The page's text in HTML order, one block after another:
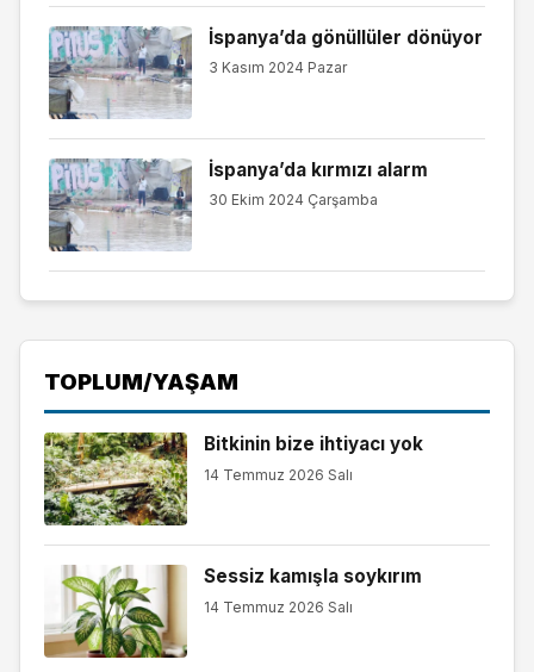
İspanya’da gönüllüler dönüyor
3 Kasım 2024 Pazar
İspanya’da kırmızı alarm
30 Ekim 2024 Çarşamba
TOPLUM/YAŞAM
Bitkinin bize ihtiyacı yok
14 Temmuz 2026 Salı
Sessiz kamışla soykırım
14 Temmuz 2026 Salı